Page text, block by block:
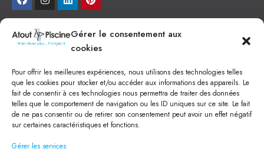
Gérer le consentement aux
cookies
Pour offrir les meilleures expériences, nous utilisons des technologies telles
que les cookies pour stocker et/ou accéder aux informations des appareils. Le
fait de consentir à ces technologies nous permettra de traiter des données
telles que le comportement de navigation ou les ID uniques sur ce site. Le fait
de ne pas consentir ou de retirer son consentement peut avoir un effet négatif
sur certaines caractéristiques et fonctions.
Gérer les services
NEWSLETTER
Je veux recevoir toute l'actu
NOS SERVICES
Construction de piscine béton à Narbonne
Piscine coque à Narbonne
Acheter SPA à Narbonne
Pisciniste Narbonne